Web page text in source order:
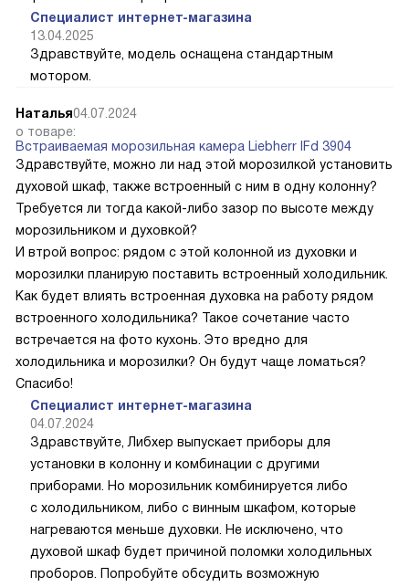
Специалист интернет-магазина
13.04.2025
Здравствуйте, модель оснащена стандартным
мотором.
Наталья04.07.2024
о товаре:
Встраиваемая морозильная камера Liebherr IFd 3904
Здравствуйте, можно ли над этой морозилкой установить
духовой шкаф, также встроенный с ним в одну колонну?
Требуется ли тогда какой-либо зазор по высоте между
морозильником и духовкой?
И втрой вопрос: рядом с этой колонной из духовки и
морозилки планирую поставить встроенный холодильник.
Как будет влиять встроенная духовка на работу рядом
встроенного холодильника? Такое сочетание часто
встречается на фото кухонь. Это вредно для
холодильника и морозилки? Он будут чаще ломаться?
Спасибо!
Специалист интернет-магазина
04.07.2024
Здравствуйте, Либхер выпускает приборы для
установки в колонну и комбинации с другими
приборами. Но морозильник комбинируется либо
с холодильником, либо с винным шкафом, которые
нагреваются меньше духовки. Не исключено, что
духовой шкаф будет причиной поломки холодильных
проборов. Попробуйте обсудить возможную